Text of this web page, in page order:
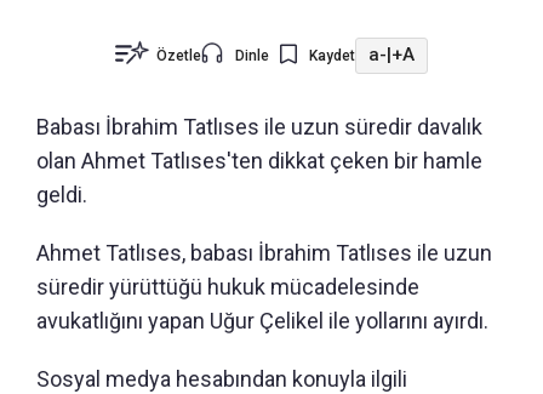
Özetle Dinle Kaydet a-|+A
Babası İbrahim Tatlıses ile uzun süredir davalık
olan Ahmet Tatlıses'ten dikkat çeken bir hamle
geldi.
Ahmet Tatlıses, babası İbrahim Tatlıses ile uzun
süredir yürüttüğü hukuk mücadelesinde
avukatlığını yapan Uğur Çelikel ile yollarını ayırdı.
Sosyal medya hesabından konuyla ilgili